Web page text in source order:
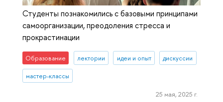
Студенты познакомились с базовыми принципами
самоорганизации, преодоления стресса и
прокрастинации
Образование лектории идеи и опыт дискуссии
мастер-классы
25 мая, 2025 г.